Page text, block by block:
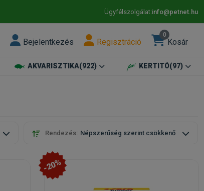
Ügyfélszolgálat:info@petnet.hu
Bejelentkezés Regisztráció
0
Kosár
AKVARISZTIKA(922) KERTITÓ(97)
Rendezés: Népszerűség szerint csökkenő
-20%